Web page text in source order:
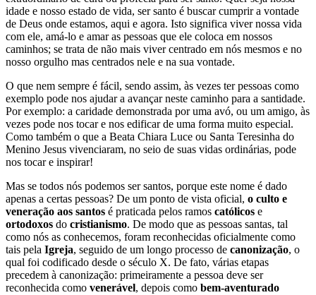
idade e nosso estado de vida, ser santo é buscar cumprir a vontade
de Deus onde estamos, aqui e agora. Isto significa viver nossa vida
com ele, amá-lo e amar as pessoas que ele coloca em nossos
caminhos; se trata de não mais viver centrado em nós mesmos e no
nosso orgulho mas centrados nele e na sua vontade.
O que nem sempre é fácil, sendo assim, às vezes ter pessoas como
exemplo pode nos ajudar a avançar neste caminho para a santidade.
Por exemplo: a caridade demonstrada por uma avó, ou um amigo, às
vezes pode nos tocar e nos edificar de uma forma muito especial.
Como também o que a Beata Chiara Luce ou Santa Teresinha do
Menino Jesus vivenciaram, no seio de suas vidas ordinárias, pode
nos tocar e inspirar!
Mas se todos nós podemos ser santos, porque este nome é dado
apenas a certas pessoas? De um ponto de vista oficial, o culto e
veneração aos santos é praticada pelos ramos católicos e
ortodoxos do cristianismo. De modo que as pessoas santas, tal
como nós as conhecemos, foram reconhecidas oficialmente como
tais pela Igreja, seguido de um longo processo de canonização, o
qual foi codificado desde o século X. De fato, várias etapas
precedem à canonização: primeiramente a pessoa deve ser
reconhecida como venerável, depois como bem-aventurado